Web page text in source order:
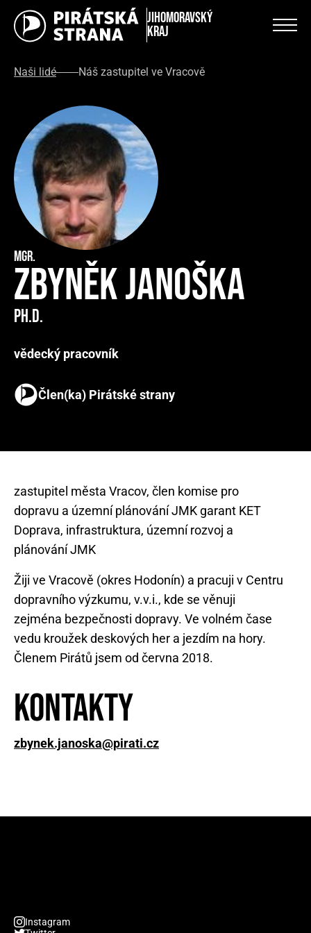
Jihomoravský
kraj
Naši lidé Náš zastupitel ve Vracově
Mgr.
Zbyněk Janoška
Ph.D.
vědecký pracovník
Člen(ka) Pirátské strany
zastupitel města Vracov, člen komise pro
dopravu a územní plánování JMK garant KET
Doprava, infrastruktura, územní rozvoj a
Žiji ve Vracově (okres Hodonín) a pracuji v Centru
dopravního výzkumu, v.v.i., kde se věnuji
zejména bezpečnosti dopravy. Ve volném čase
vedu kroužek deskových her a jezdím na hory.
Členem Pirátů jsem od června 2018.
Kontakty
zbynek.janoska@pirati.cz
Instagram